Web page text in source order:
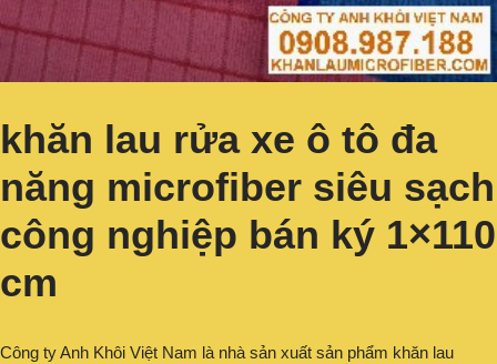
khăn lau rửa xe ô tô đa
năng microfiber siêu sạch
công nghiệp bán ký 1×110
cm
Công ty Anh Khôi Việt Nam là nhà sản xuất sản phẩm khăn lau